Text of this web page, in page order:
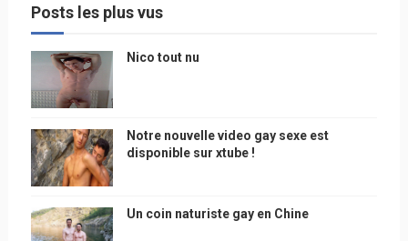
Posts les plus vus
Nico tout nu
Notre nouvelle video gay sexe est
disponible sur xtube !
Un coin naturiste gay en Chine